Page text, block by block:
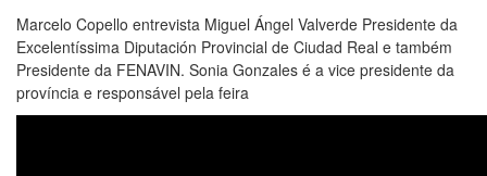
Marcelo Copello entrevista Miguel Ángel Valverde Presidente da
Excelentíssima Diputación Provincial de Ciudad Real e também
Presidente da FENAVIN. Sonia Gonzales é a vice presidente da
província e responsável pela feira